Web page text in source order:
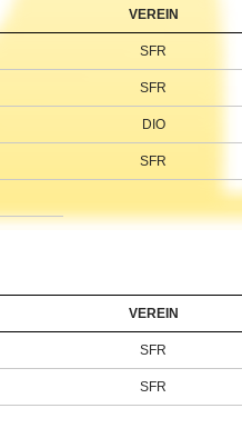
VEREIN
SFR
SFR
DIO
SFR
VEREIN
SFR
SFR